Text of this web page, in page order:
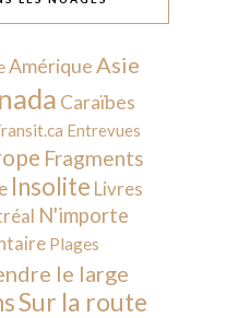
Amérique Asie
Caraïbes
Entrevues
Fragments
Insolite Livres
N'importe
Plages
le large
Sur la route